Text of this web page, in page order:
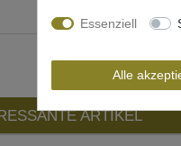
ARTIKEL
Essenziell
Alle